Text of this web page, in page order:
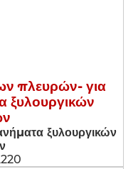
πλευρών- για
ξυλουργικών
ξυλουργικών